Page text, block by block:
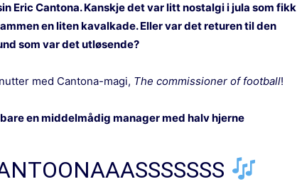
Eric Cantona. Kanskje det var litt nostalgi i jula som fikk
en liten kavalkade. Eller var det returen til den
som var det utløsende?
med Cantona-magi, The commissioner of football!
en middelmådig manager med halv hjerne